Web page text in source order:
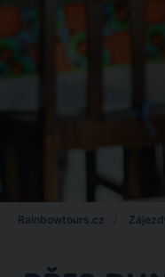
Rainbowtours.cz